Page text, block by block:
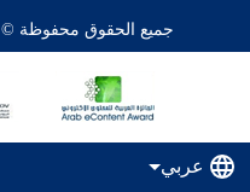
جميع الحقوق محفوظة © 2026 - 1998 لشبكة إسلام ويب
عربي